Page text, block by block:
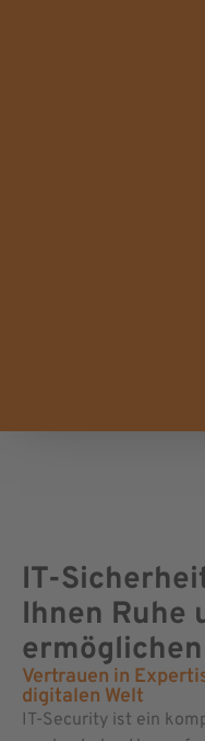
IT-
Ihnen Ruhe
ermöglichen
Vertrauen in
digitalen Welt
IT-Security ist ein